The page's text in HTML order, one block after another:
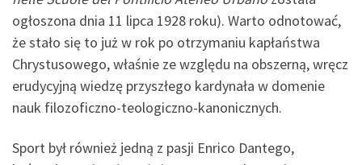
ogłoszona dnia 11 lipca 1928 roku). Warto odnotować,
że stało się to już w rok po otrzymaniu kapłaństwa
Chrystusowego, właśnie ze względu na obszerną, wręcz
erudycyjną wiedzę przyszłego kardynała w domenie
nauk filozoficzno-teologiczno-kanonicznych.
Sport był również jedną z pasji Enrico Dantego,